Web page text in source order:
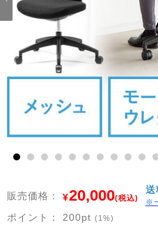
10
販売価格： ¥20,000(税込)
送
※
ポイント： 200pt (1%)